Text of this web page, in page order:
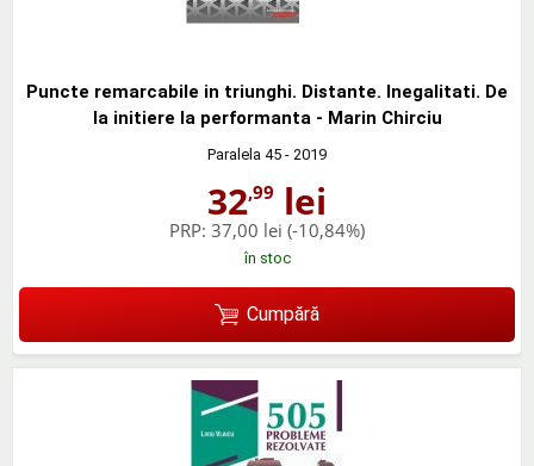
Puncte remarcabile in triunghi. Distante. Inegalitati. De
la initiere la performanta - Marin Chirciu
Paralela 45 - 2019
32,99 lei
PRP: 37,00 lei (-10,84%)
în stoc
Cumpără